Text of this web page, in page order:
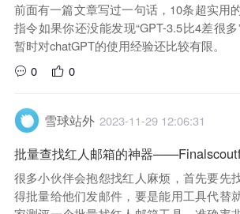
前面有一篇文章写过一句话，10条超实用
指令如果你还没能发现“GPT-3.5比4差很
暂时对chatGPT的使用经验还比较有限。
0
0
雪球站外 2023-11-29 12:06:31
批量查找红人邮箱的神器
很多小伙伴会抱怨找红人麻烦，首先要先
得批量给他们发邮件，要是能用工具代替